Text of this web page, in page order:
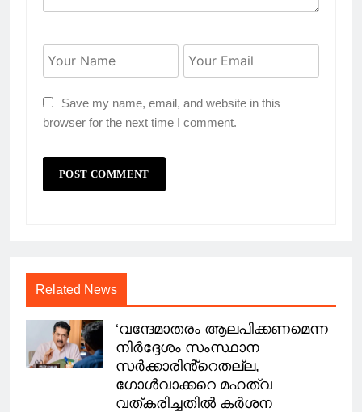
Save my name, email, and website in this
browser for the next time I comment.
Related News
‘വന്ദേമാതരം ആലപിക്കണമെന്ന
നിർദ്ദേശം സംസ്ഥാന
സർക്കാരിൻ്റെതല്ല,
ഗോൾവാക്കറെ മഹത്വ
വത്കരിച്ചതിൽ കർശന